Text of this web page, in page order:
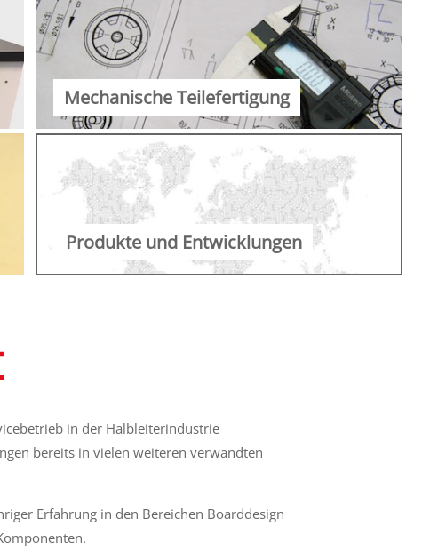
Mechanische Teilefertigung
Produkte und Entwicklungen
in der Halbleiterindustrie
bereits in vielen weiteren verwandten
Erfahrung in den Bereichen Boarddesign